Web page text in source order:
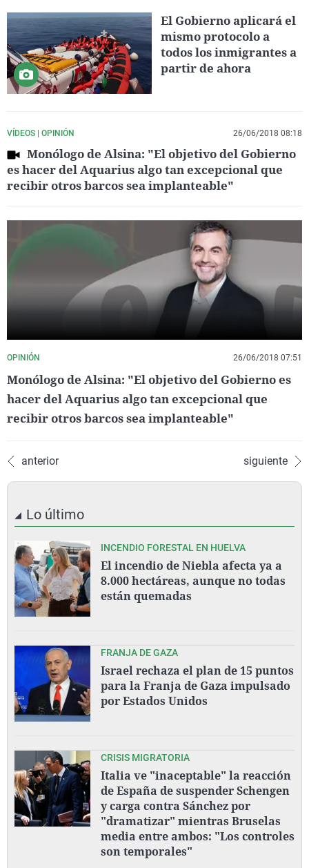
El Gobierno aplicará el
mismo protocolo a
todos los inmigrantes a
partir de ahora
VÍDEOS | OPINIÓN 26/06/2018 08:18
Monólogo de Alsina: "El objetivo del Gobierno
es hacer del Aquarius algo tan excepcional que
recibir otros barcos sea implanteable"
OPINIÓN 26/06/2018 07:51
Monólogo de Alsina: "El objetivo del Gobierno es
hacer del Aquarius algo tan excepcional que
recibir otros barcos sea implanteable"
anterior siguiente
Lo último
INCENDIO FORESTAL EN HUELVA
El incendio de Niebla afecta ya a
8.000 hectáreas, aunque no todas
están quemadas
FRANJA DE GAZA
Israel rechaza el plan de 15 puntos
para la Franja de Gaza impulsado
por Estados Unidos
CRISIS MIGRATORIA
Italia ve "inaceptable" la reacción
de España de suspender Schengen
y carga contra Sánchez por
"dramatizar" mientras Bruselas
media entre ambos: "Los controles
son temporales"